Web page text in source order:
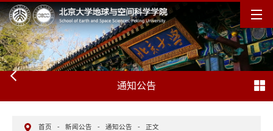
通知公告
首页 - 新闻公告 - 通知公告 - 正文